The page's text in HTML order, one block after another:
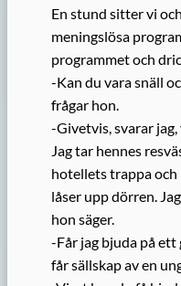
En stund sitter vi
meningslösa
programmet och
-Kan du vara snäll
frågar hon.
-Givetvis, svarar jag,
Jag tar hennes
hotellets trappa
låser upp dörren.
hon säger.
-Får jag bjuda på ett
får sällskap av en